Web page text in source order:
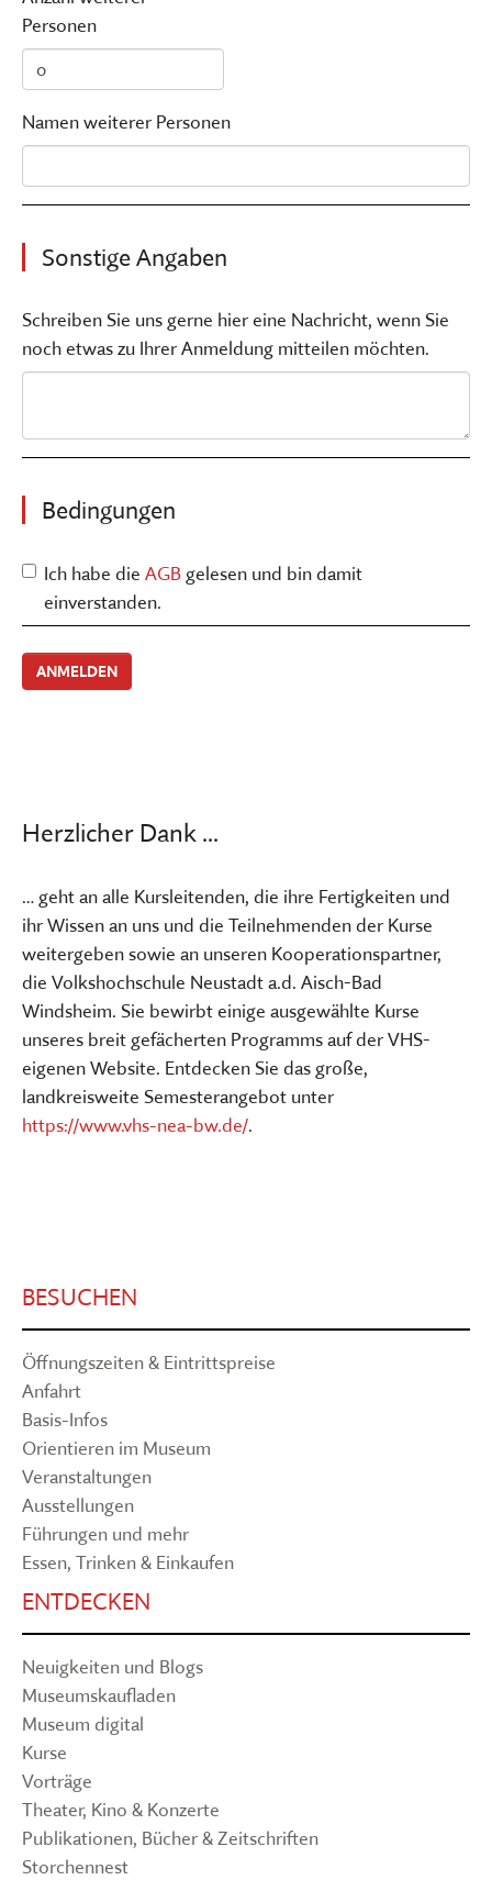
Personen
Namen weiterer Personen
Sonstige Angaben
Schreiben Sie uns gerne hier eine Nachricht, wenn Sie
noch etwas zu Ihrer Anmeldung mitteilen möchten.
Bedingungen
Ich habe die AGB gelesen und bin damit
einverstanden.
Herzlicher Dank ...
… geht an alle Kursleitenden, die ihre Fertigkeiten und
ihr Wissen an uns und die Teilnehmenden der Kurse
weitergeben sowie an unseren Kooperationspartner,
die Volkshochschule Neustadt a.d. Aisch-Bad
Windsheim. Sie bewirbt einige ausgewählte Kurse
unseres breit gefächerten Programms auf der VHS-
eigenen Website. Entdecken Sie das große,
landkreisweite Semesterangebot unter
https://www.vhs-nea-bw.de/.
BESUCHEN
Öffnungszeiten & Eintrittspreise
Anfahrt
Basis-Infos
Orientieren im Museum
Veranstaltungen
Ausstellungen
Führungen und mehr
Essen, Trinken & Einkaufen
ENTDECKEN
Neuigkeiten und Blogs
Museumskaufladen
Museum digital
Kurse
Vorträge
Theater, Kino & Konzerte
Publikationen, Bücher & Zeitschriften
Storchennest